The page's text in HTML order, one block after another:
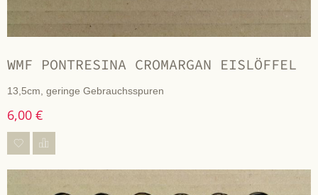
WMF PONTRESINA CROMARGAN EISLÖFFEL
13,5cm, geringe Gebrauchsspuren
6,00 €